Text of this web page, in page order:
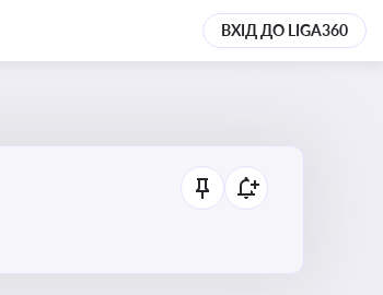
ВХІД ДО LIGA360